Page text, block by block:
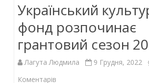
Український
фонд розпочинає
грантовий сезон
Лагута Людмила 9 Грудня, 2022
Коментарів